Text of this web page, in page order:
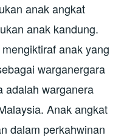
anak angkat
anak kandung.
anak yang
warganergara
adalah warganera
Anak angkat
dalam perkahwinan